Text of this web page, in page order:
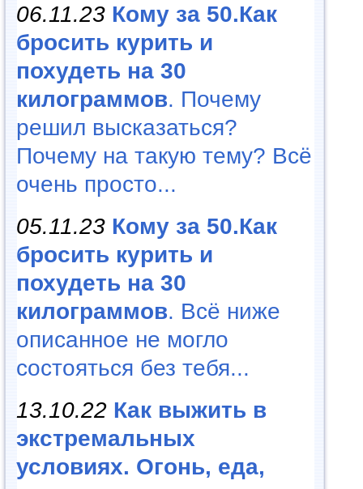
06.11.23 Кому за 50.Как
бросить курить и
похудеть на 30
килограммов. Почему
решил высказаться?
Почему на такую тему? Всё
очень просто...
05.11.23 Кому за 50.Как
бросить курить и
похудеть на 30
килограммов. Всё ниже
описанное не могло
состояться без тебя...
13.10.22 Как выжить в
экстремальных
условиях. Огонь, еда,